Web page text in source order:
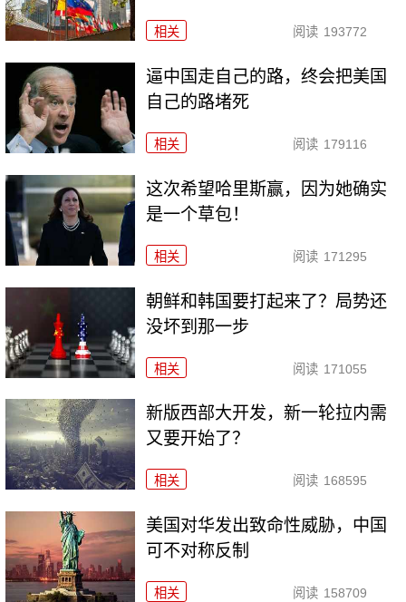
相关 阅读 193772
逼中国走自己的路，终会把美国
自己的路堵死
相关 阅读 179116
这次希望哈里斯赢，因为她确实
是一个草包！
相关 阅读 171295
朝鲜和韩国要打起来了？局势还
没坏到那一步
相关 阅读 171055
新版西部大开发，新一轮拉内需
又要开始了？
相关 阅读 168595
美国对华发出致命性威胁，中国
可不对称反制
相关 阅读 158709